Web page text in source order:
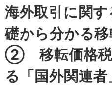
海外取引に関
礎から分かる移
② 移転価格税
る「国外関連者